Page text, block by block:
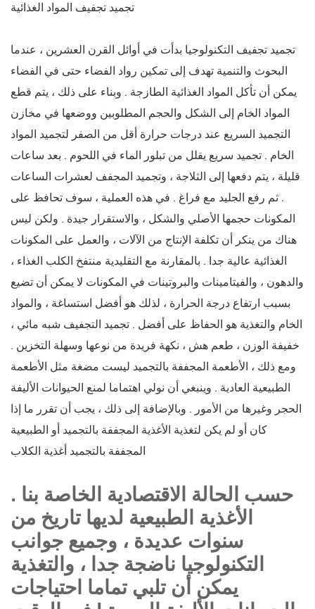
تجميد تجفيف المواد الغذائية
تجميد تجفيف التكنولوجيا بدأت في أوائل القرن العشرين ، عندما
البحوث والتنمية تهدف إلى تمكين رواد الفضاء حتى في الفضاء
يمكن أن تأكل المواد الغذائية الطازجة . وبناء على ذلك ، يتم قطع
المواد الخام إلى الشكل والحجم المطلوبين ووضعها في مخازن
التجميد السريع عند درجات حرارة أقل من الصفر لتجميد المواد
الخام . تجميد سريع يقلل من تبلور الماء في اللحوم . بعد ساعات
قليلة ، يتم دفعها إلى الثلاجة ، وتجميد المجفف لعشرات الساعات
. ثم رفع الجليد مع فراغ . في هذه العملية ، سوف تحافظ على
المكونات حجمها الأصلي والشكل ، والاستقرار جيدة . ولكن ليس
هناك من ينكر أن تكلفة الإنتاج من الآلات ، والعمل على المكونات
الغذائية عالية جدا . بالمقارنة مع التقليدية منتفخ الكلب الغذاء ،
والدهون ، والفيتامينات والبروتينات في المكونات لا يمكن أن تضيع
بسبب ارتفاع درجة الحرارة ، لذلك هو أفضل استساغة ، والمواد
الخام والتغذية هو الحفاظ على أفضل . تجميد التجفيف شبه مائي ،
خفيفة الوزن ، طعم هش ، نكهة فريدة من نوعها وسهلة التخزين .
ومع ذلك ، الأطعمة المجففة بالتجميد ليست مضغة مثل الأطعمة
الطبيعية العادية . وينبغي أن نولي اهتماما لمنع الحيوانات الأليفة
الحجر وغيرها من الأمور . وبالإضافة إلى ذلك ، يجب أن تقرر ما إذا
كان أو لم يكن لتغذية الأغذية المجففة بالتجميد أو الطبيعية
المجففة بالتجميد أغذية الكلاب
حسب الحالة الاقتصادية الخاصة بنا .
الأغذية الطبيعية لديها تاريخ من
سنوات عديدة ، وجميع جوانب
التكنولوجيا ناضجة جدا ، والتغذية
يمكن أن تلبي تماما احتياجات